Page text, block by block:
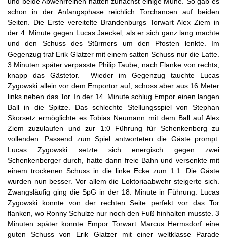
schon in der Anfangsphase reichlich Torchancen auf beiden
Seiten. Die Erste vereitelte Brandenburgs Torwart Alex Ziem in
der 4. Minute gegen Lucas Jaeckel, als er sich ganz lang machte
und den Schuss des Stürmers um den Pfosten lenkte. Im
Gegenzug traf Erik Glatzer mit einem satten Schuss nur die Latte.
3 Minuten später verpasste Philip Taube, nach Flanke von rechts,
knapp das Gästetor. Wieder im Gegenzug tauchte Lucas
Zygowski allein vor dem Emportor auf, schoss aber aus 16 Meter
links neben das Tor. In der 14. Minute schlug Empor einen langen
Ball in die Spitze. Das schlechte Stellungsspiel von Stephan
Skorsetz ermöglichte es Tobias Neumann mit dem Ball auf Alex
Ziem zuzulaufen und zur 1:0 Führung für Schenkenberg zu
vollenden. Passend zum Spiel antworteten die Gäste prompt.
Lucas Zygowski setzte sich energisch gegen zwei
Schenkenberger durch, hatte dann freie Bahn und versenkte mit
einem trockenen Schuss in die linke Ecke zum 1:1. Die Gäste
wurden nun besser. Vor allem die Loktoriaabwehr steigerte sich.
Zwangsläufig ging die SpG in der 18. Minute in Führung. Lucas
Zygowski konnte von der rechten Seite perfekt vor das Tor
flanken, wo Ronny Schulze nur noch den Fuß hinhalten musste. 3
Minuten später konnte Empor Torwart Marcus Hermsdorf eine
guten Schuss von Erik Glatzer mit einer weltklasse Parade